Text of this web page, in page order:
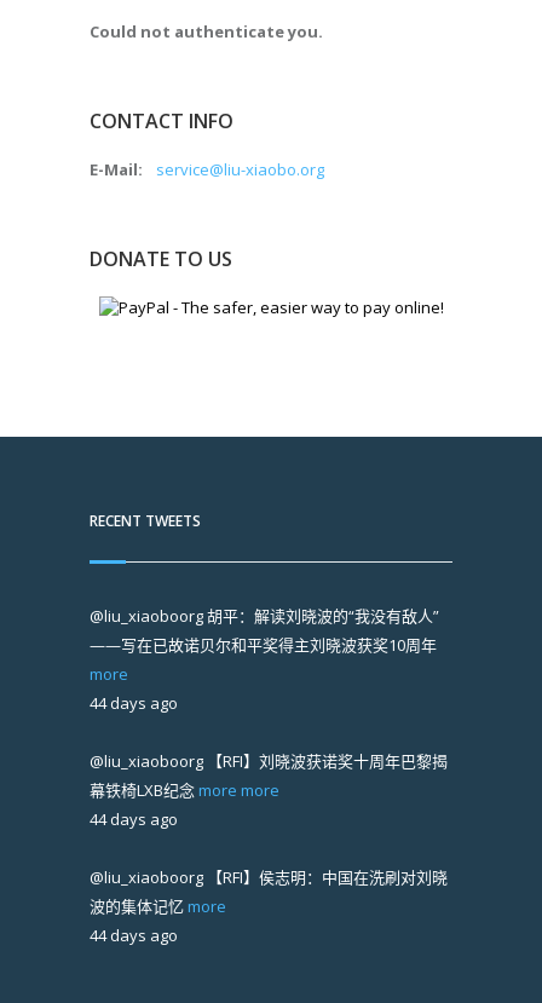
Could not authenticate you.
CONTACT INFO
E-Mail: service@liu-xiaobo.org
DONATE TO US
RECENT TWEETS
@liu_xiaoboorg胡平：解读刘晓波的“我没有敌人”
——写在已故诺贝尔和平奖得主刘晓波获奖10周年
more
44 days ago
@liu_xiaoboorg 【RFI】刘晓波获诺奖十周年巴黎揭
幕铁椅LXB纪念 more more
44 days ago
@liu_xiaoboorg 【RFI】侯志明：中国在洗刷对刘晓
波的集体记忆 more
44 days ago